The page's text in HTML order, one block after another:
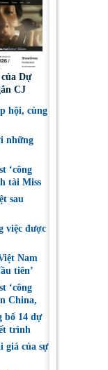
Dự
CJ
tế
hội, cùng
những
‘công
tài Miss
sau
việc được
Nam
tiên’
‘công
China,
bố 14 dự
trình
giá của sự